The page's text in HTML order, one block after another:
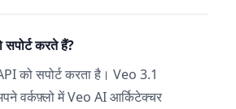
करते हैं?
को सपोर्ट करता है। Veo 3.1
वर्कफ़्लो में Veo AI आर्किटेक्चर